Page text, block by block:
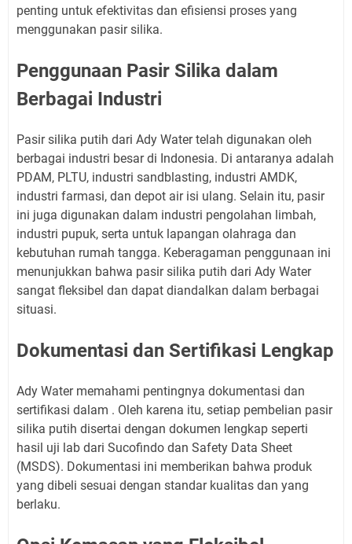
penting untuk efektivitas dan efisiensi proses yang
menggunakan pasir silika.
Penggunaan Pasir Silika dalam
Berbagai Industri
Pasir silika putih dari Ady Water telah digunakan oleh
berbagai industri besar di Indonesia. Di antaranya adalah
PDAM, PLTU, industri sandblasting, industri AMDK,
industri farmasi, dan depot air isi ulang. Selain itu, pasir
ini juga digunakan dalam industri pengolahan limbah,
industri pupuk, serta untuk lapangan olahraga dan
kebutuhan rumah tangga. Keberagaman penggunaan ini
menunjukkan bahwa pasir silika putih dari Ady Water
sangat fleksibel dan dapat diandalkan dalam berbagai
situasi.
Dokumentasi dan Sertifikasi Lengkap
Ady Water memahami pentingnya dokumentasi dan
sertifikasi dalam . Oleh karena itu, setiap pembelian pasir
silika putih disertai dengan dokumen lengkap seperti
hasil uji lab dari Sucofindo dan Safety Data Sheet
(MSDS). Dokumentasi ini memberikan bahwa produk
yang dibeli sesuai dengan standar kualitas dan yang
berlaku.